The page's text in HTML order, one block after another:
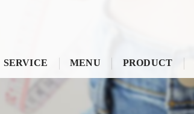
SERVICE MENU PRODUCT